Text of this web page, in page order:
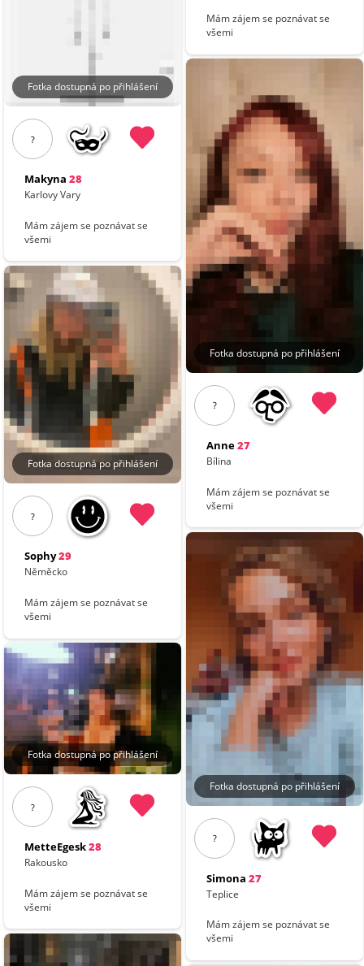
Fotka dostupná po přihlášení
?
Makyna 28
Karlovy Vary
Mám zájem se poznávat se
všemi
Fotka dostupná po přihlášení
?
Sophy29
Něměcko
Mám zájem se poznávat se
všemi
Fotka dostupná po přihlášení
?
MetteEgesk28
Rakousko
Mám zájem se poznávat se
všemi
Mám zájem se poznávat se
všemi
Fotka dostupná po přihlášení
?
Anne27
Bílina
Mám zájem se poznávat se
všemi
Fotka dostupná po přihlášení
?
Simona 27
Teplice
Mám zájem se poznávat se
všemi